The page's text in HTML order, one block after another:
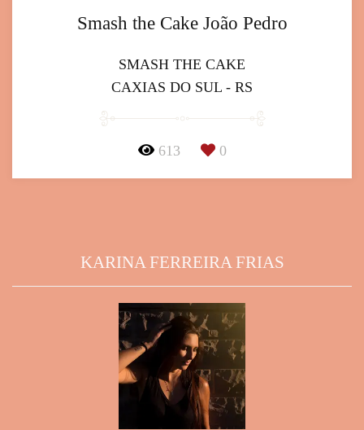
Smash the Cake João Pedro
SMASH THE CAKE
CAXIAS DO SUL - RS
613 0
KARINA FERREIRA FRIAS